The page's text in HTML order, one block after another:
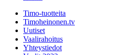
Timo-tuotteita
Timoheinonen.tv
Uutiset
Vaalirahoitus
Yhteystiedot